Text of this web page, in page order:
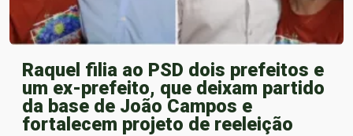
Raquel filia ao PSD dois prefeitos e
um ex-prefeito, que deixam partido
da base de João Campos e
fortalecem projeto de reeleição